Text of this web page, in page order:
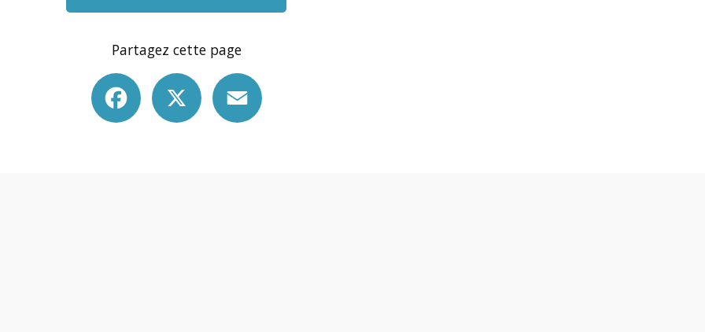
Partagez cette page
Facebook